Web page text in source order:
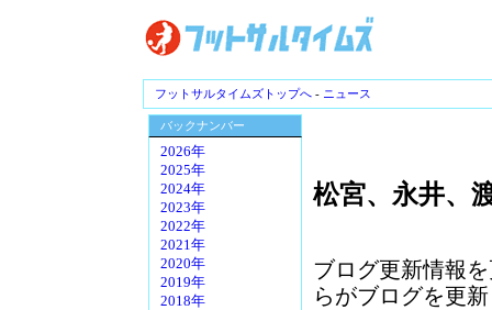
フットサルタイムズトップへ - ニュース
バックナンバー
2026年
2025年
2024年
2023年
2022年
2021年
2020年
2019年
2018年
松宮、永井、
ブログ更新情報
らがブログを更